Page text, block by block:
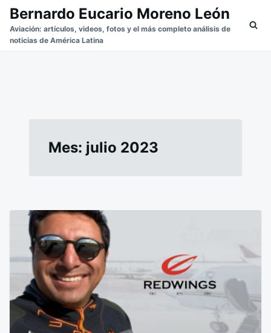
Saltar
contenido
Buscar:
Bernardo Eucario Moreno León
Aviación: artículos, videos, fotos y el más completo análisis de
noticias de América Latina
Mes: julio 2023